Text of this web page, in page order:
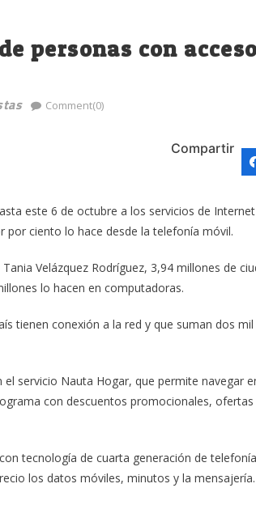
personas con
Comment(0)
Compartir
este 6 de octubre a los servicios de
por ciento lo hace desde la telefonía móvil.
Velázquez Rodríguez, 3,94 millones de
lo hacen en computadoras.
tienen conexión a la red y que suman dos
servicio Nauta Hogar, que permite navegar
con descuentos promocionales,
tecnología de cuarta generación de
los datos móviles, minutos y la mensajería.